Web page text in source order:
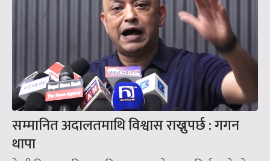
सम्मानित अदालतमाथि विश्वास राख्नुपर्छ : गगन
थापा